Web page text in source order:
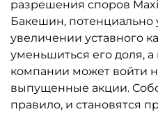
разрешения споров
Бакешин, потенциально
увеличении уставного
уменьшиться его доля, а
компании может войти
выпущенные акции.
правило, и становятся